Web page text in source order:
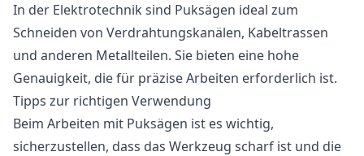
In der Elektrotechnik sind Puksägen ideal zum
Schneiden von Verdrahtungskanälen, Kabeltrassen
und anderen Metallteilen. Sie bieten eine hohe
Genauigkeit, die für präzise Arbeiten erforderlich ist.
Tipps zur richtigen Verwendung
Beim Arbeiten mit Puksägen ist es wichtig,
sicherzustellen, dass das Werkzeug scharf ist und die